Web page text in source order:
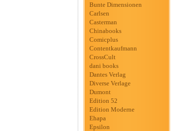
Bunte Dimensionen
Carlsen
Casterman
Chinabooks
Comicplus
Contentkaufmann
CrossCult
dani books
Dantes Verlag
Diverse Verlage
Dumont
Edition 52
Edition Moderne
Ehapa
Epsilon